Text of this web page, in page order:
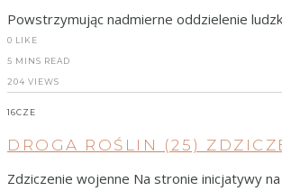
Powstrzymując nadmierne oddzielenie
0 LIKE
5 MINS READ
204 VIEWS
16CZE
DROGA ROŚLIN (25)
Zdziczenie wojenne Na stronie inicjatywy